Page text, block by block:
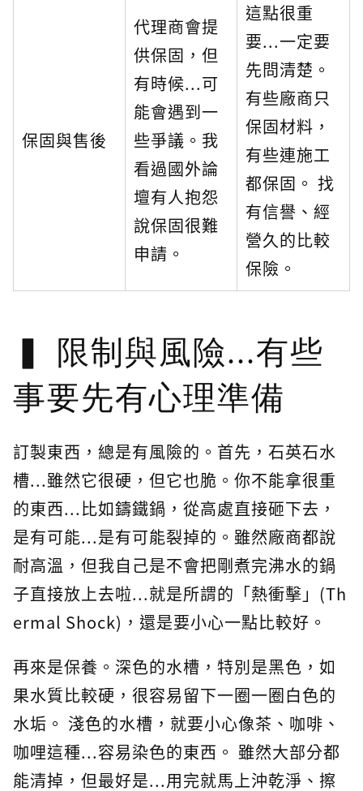
保固與售後
代理商會提
供保固，但
有時候...可
能會遇到一
些爭議。我
看過國外論
壇有人抱怨
說保固很難
申請。
這點很重
要...一定要
先問清楚。
有些廠商只
保固材料，
有些連施工
都保固。 找
有信譽、經
營久的比較
保險。
限制與風險...有些
事要先有心理準備
訂製東西，總是有風險的。首先，石英石水
槽...雖然它很硬，但它也脆。你不能拿很重
的東西...比如鑄鐵鍋，從高處直接砸下去，
是有可能...是有可能裂掉的。雖然廠商都說
耐高溫，但我自己是不會把剛煮完沸水的鍋
子直接放上去啦...就是所謂的「熱衝擊」(Th
ermal Shock)，還是要小心一點比較好。
再來是保養。深色的水槽，特別是黑色，如
果水質比較硬，很容易留下一圈一圈白色的
水垢。 淺色的水槽，就要小心像茶、咖啡、
咖哩這種...容易染色的東西。 雖然大部分都
能清掉，但最好是...用完就馬上沖乾淨、擦